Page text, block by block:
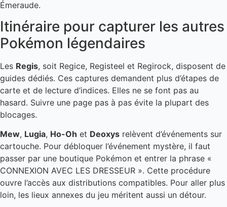
Itinéraire pour capturer les autres
Pokémon légendaires
Les Regis, soit Regice, Registeel et Regirock, disposent de
guides dédiés. Ces captures demandent plus d’étapes de
carte et de lecture d’indices. Elles ne se font pas au
hasard. Suivre une page pas à pas évite la plupart des
blocages.
Mew, Lugia, Ho-Oh et Deoxys relèvent d’événements sur
cartouche. Pour débloquer l’événement mystère, il faut
passer par une boutique Pokémon et entrer la phrase «
CONNEXION AVEC LES DRESSEUR ». Cette procédure
ouvre l’accès aux distributions compatibles. Pour aller plus
loin, les lieux annexes du jeu méritent aussi un détour.